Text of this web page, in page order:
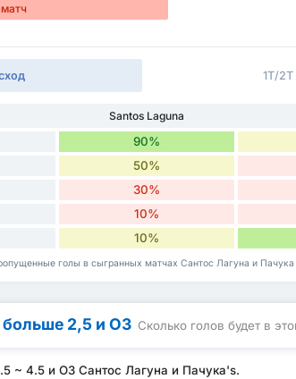
1Т/2Т
Santos Laguna
90%
50%
30%
10%
10%
голы в сыгранных матчах Сантос Лагуна и Пачука
больше 2,5 и ОЗ Сколько голов будет в
~ 4.5 и ОЗ Сантос Лагуна и Пачука's.